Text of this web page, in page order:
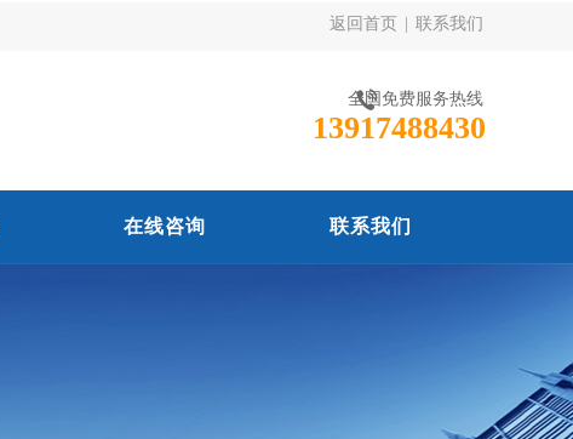
返回首页 联系我们
全国免费服务热线
13917488430
在线咨询 联系我们